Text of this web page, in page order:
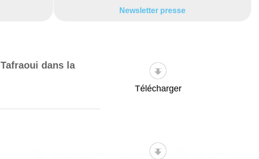
Newsletter presse
dans la
Télécharger